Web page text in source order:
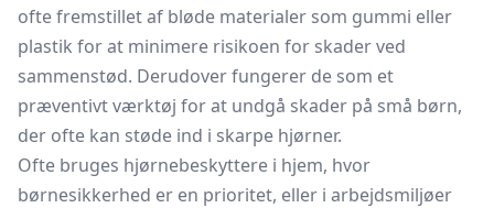
ofte fremstillet af bløde materialer som gummi eller
plastik for at minimere risikoen for skader ved
sammenstød. Derudover fungerer de som et
præventivt værktøj for at undgå skader på små børn,
der ofte kan støde ind i skarpe hjørner.
Ofte bruges hjørnebeskyttere i hjem, hvor
børnesikkerhed er en prioritet, eller i arbejdsmiljøer